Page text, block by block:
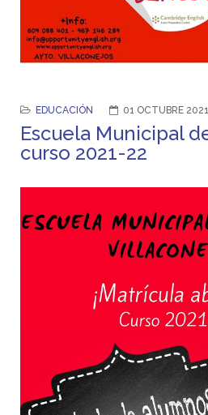
EDUCACIÓN 01 OCTUBRE 2021
Escuela Municipal
curso 2021-22